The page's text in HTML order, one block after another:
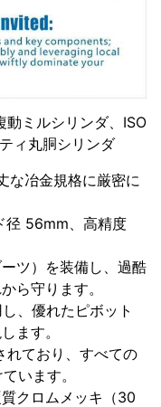
ミルシリンダ、ISO
ィ丸胴シリンダ
冶金規格に厳密に
径 56mm、高精度
ツ）を装備し、過酷
ら守ります。
、優れたピボット
ます。
ており、すべての
います。
クロムメッキ（30